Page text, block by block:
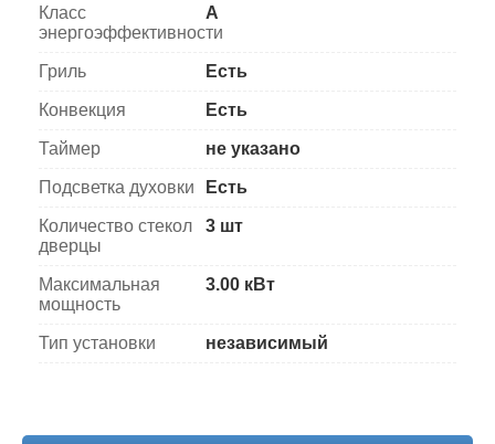
Класс
энергоэффективности
A
Гриль Есть
Конвекция Есть
Таймер не указано
Подсветка духовки Есть
Количество стекол
дверцы
3 шт
Максимальная
мощность
3.00 кВт
Тип установки независимый